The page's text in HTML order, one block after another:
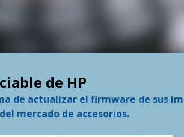
de HP
de actualizar el firmware de sus
mercado de accesorios.